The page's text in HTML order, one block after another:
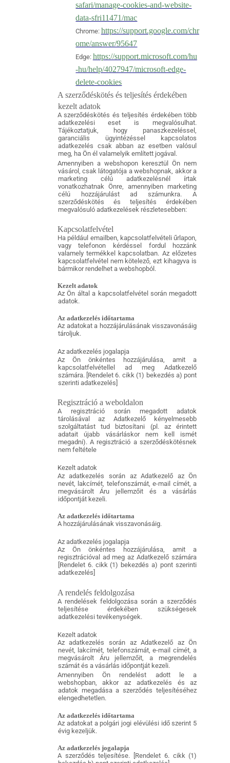
safari/manage-cookies-and-website-
data-sfri11471/mac
Chrome: https://support.google.com/chr
ome/answer/95647
Edge: https://support.microsoft.com/hu
-hu/help/4027947/microsoft-edge-
delete-cookies
A szerződéskötés és teljesítés érdekében
kezelt adatok
A szerződéskötés és teljesítés érdekében több
adatkezelési eset is megvalósulhat.
Tájékoztatjuk, hogy panaszkezeléssel,
garanciális ügyintézéssel kapcsolatos
adatkezelés csak abban az esetben valósul
meg, ha Ön él valamelyik említett jogával.
Amennyiben a webshopon keresztül Ön nem
vásárol, csak látogatója a webshopnak, akkor a
marketing célú adatkezelésnél írtak
vonatkozhatnak Önre, amennyiben marketing
célú hozzájárulást ad számunkra. A
szerződéskötés és teljesítés érdekében
megvalósuló adatkezelések részletesebben:
Kapcsolatfelvétel
Ha például emailben, kapcsolatfelvételi űrlapon,
vagy telefonon kérdéssel fordul hozzánk
valamely termékkel kapcsolatban. Az előzetes
kapcsolatfelvétel nem kötelező, ezt kihagyva is
bármikor rendelhet a webshopból.
Kezelt adatok
Az Ön által a kapcsolatfelvétel során megadott
adatok.
Az adatkezelés időtartama
Az adatokat a hozzájárulásának visszavonásáig
tároljuk.
Az adatkezelés jogalapja
Az Ön önkéntes hozzájárulása, amit a
kapcsolatfelvétellel ad meg Adatkezelő
számára. [Rendelet 6. cikk (1) bekezdés a) pont
szerinti adatkezelés]
Regisztráció a weboldalon
A regisztráció során megadott adatok
tárolásával az Adatkezelő kényelmesebb
szolgáltatást tud biztosítani (pl. az érintett
adatait újabb vásárláskor nem kell ismét
megadni). A regisztráció a szerződéskötésnek
nem feltétele
Kezelt adatok
Az adatkezelés során az Adatkezelő az Ön
nevét, lakcímét, telefonszámát, e-mail címét, a
megvásárolt Áru jellemzőit és a vásárlás
időpontját kezeli.
Az adatkezelés időtartama
A hozzájárulásának visszavonásáig.
Az adatkezelés jogalapja
Az Ön önkéntes hozzájárulása, amit a
regisztrációval ad meg az Adatkezelő számára
[Rendelet 6. cikk (1) bekezdés a) pont szerinti
adatkezelés]
A rendelés feldolgozása
A rendelések feldolgozása során a szerződés
teljesítése érdekében szükségesek
adatkezelési tevékenységek.
Kezelt adatok
Az adatkezelés során az Adatkezelő az Ön
nevét, lakcímét, telefonszámát, e-mail címét, a
megvásárolt Áru jellemzőit, a megrendelés
számát és a vásárlás időpontját kezeli.
Amennyiben Ön rendelést adott le a
webshopban, akkor az adatkezelés és az
adatok megadása a szerződés teljesítéséhez
elengedhetetlen.
Az adatkezelés időtartama
Az adatokat a polgári jogi elévülési idő szerint 5
évig kezeljük.
Az adatkezelés jogalapja
A szerződés teljesítése. [Rendelet 6. cikk (1)